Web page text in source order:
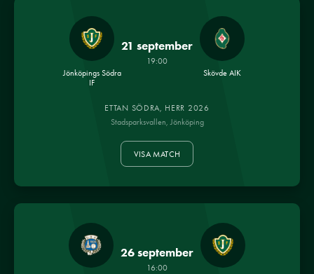
Jönköpings Södra
IF
21 september
19:00
Skövde AIK
ETTAN SÖDRA, HERR 2026
Stadsparksvallen, Jönköping
VISA MATCH
26 september
16:00